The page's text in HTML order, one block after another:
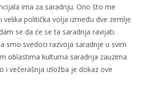
ima za saradnju. Ono što me
politička volja između dve zemlje
se da će se ta saradnja ravijati.
smo svedoci razvoja saradnje u svim
oblastima kulturna saradnja zauzima
i večerašnja izložba je dokaz ove